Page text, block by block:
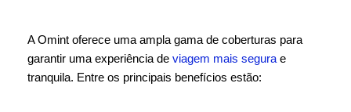
A Omint oferece uma ampla gama de coberturas para
garantir uma experiência de viagem mais segura e
tranquila. Entre os principais benefícios estão: